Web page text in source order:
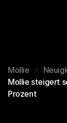
Mollie
Mollie steigert
Prozent